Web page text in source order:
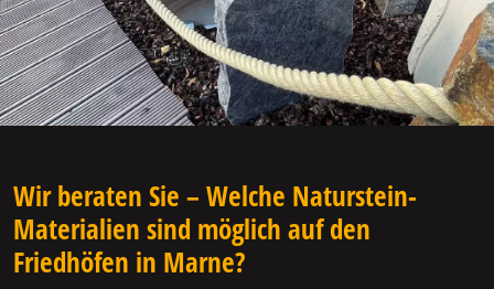
Wir beraten Sie – Welche Naturstein-
Materialien sind möglich auf den
Friedhöfen in Marne?